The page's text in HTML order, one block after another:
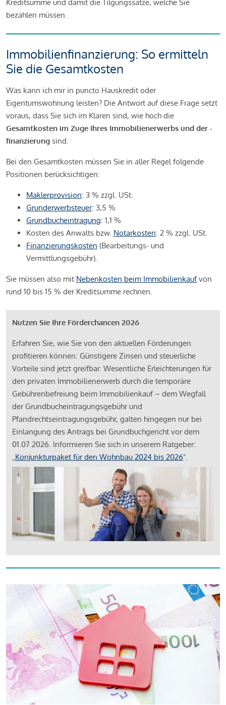
Kreditsumme und damit die Tilgungssätze, welche Sie
bezahlen müssen.
Immobilienfinanzierung: So ermitteln
Sie die Gesamtkosten
Was kann ich mir in puncto Hauskredit oder
Eigentumswohnung leisten? Die Antwort auf diese Frage setzt
voraus, dass Sie sich im Klaren sind, wie hoch die
Gesamtkosten im Zuge Ihres Immobilienerwerbs und der -
finanzierung sind.
Bei den Gesamtkosten müssen Sie in aller Regel folgende
Positionen berücksichtigen:
Maklerprovision: 3 % zzgl. USt.
Grunderwerbsteuer: 3,5 %
Grundbucheintragung: 1,1 %
Kosten des Anwalts bzw. Notarkosten: 2 % zzgl. USt.
Finanzierungskosten (Bearbeitungs- und
Vermittlungsgebühr).
Sie müssen also mit Nebenkosten beim Immobilienkaufvon
rund 10 bis 15 % der Kreditsumme rechnen.
Nutzen Sie Ihre Förderchancen 2026
Erfahren Sie, wie Sie von den aktuellen Förderungen
profitieren können: Günstigere Zinsen und steuerliche
Vorteile sind jetzt greifbar. Wesentliche Erleichterungen für
den privaten Immobilienerwerb durch die temporäre
Gebührenbefreiung beim Immobilienkauf – dem Wegfall
der Grundbucheintragungsgebühr und
Pfandrechtseintragungsgebühr, galten hingegen nur bei
Einlangung des Antrags bei Grundbuchgericht vor dem
01.07.2026. Informieren Sie sich in unserem Ratgeber:
„Konjunkturpaket für den Wohnbau 2024 bis 2026".